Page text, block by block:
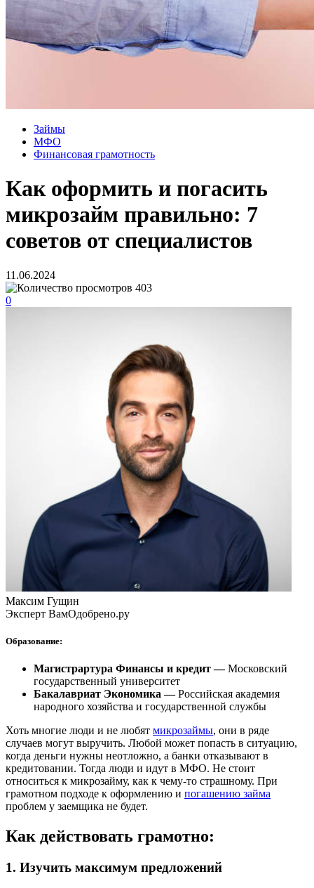
Займы
МФО
Финансовая грамотность
Как оформить и погасить
микрозайм правильно: 7
советов от специалистов
11.06.2024
403
0
Максим Гущин
Эксперт ВамОдобрено.ру
Образование:
Магистрартура Финансы и кредит —Московский
государственный университет
Бакалавриат Экономика —Российская академия
народного хозяйства и государственной службы
Хоть многие люди и не любят микрозаймы, они в ряде
случаев могут выручить. Любой может попасть в ситуацию,
когда деньги нужны неотложно, а банки отказывают в
кредитовании. Тогда люди и идут в МФО. Не стоит
относиться к микрозайму, как к чему-то страшному. При
грамотном подходе к оформлению и погашению займа
проблем у заемщика не будет.
Как действовать грамотно:
1. Изучить максимум предложений